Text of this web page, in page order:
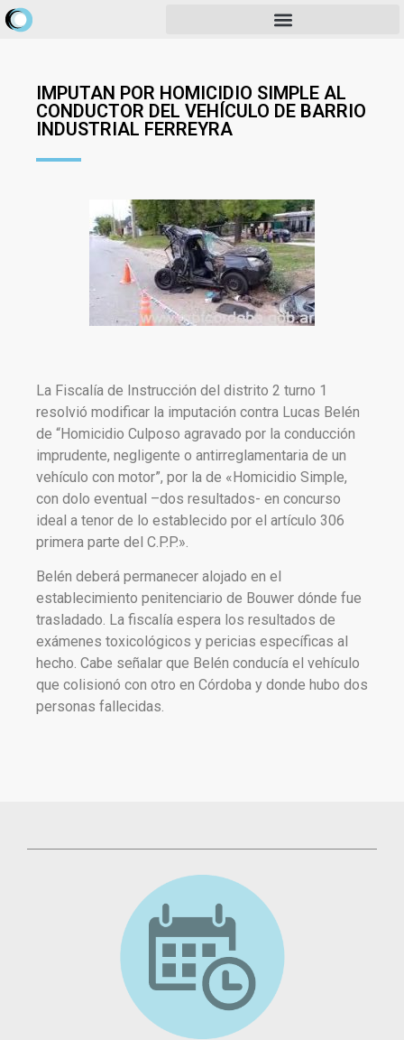
IMPUTAN POR HOMICIDIO SIMPLE AL
CONDUCTOR DEL VEHÍCULO DE BARRIO
INDUSTRIAL FERREYRA
La Fiscalía de Instrucción del distrito 2 turno 1
resolvió modificar la imputación contra Lucas Belén
de “Homicidio Culposo agravado por la conducción
imprudente, negligente o antirreglamentaria de un
vehículo con motor”, por la de «Homicidio Simple,
con dolo eventual –dos resultados- en concurso
ideal a tenor de lo establecido por el artículo 306
primera parte del C.P.P.».
Belén deberá permanecer alojado en el
establecimiento penitenciario de Bouwer dónde fue
trasladado. La fiscalía espera los resultados de
exámenes toxicológicos y pericias específicas al
hecho. Cabe señalar que Belén conducía el vehículo
que colisionó con otro en Córdoba y donde hubo dos
personas fallecidas.